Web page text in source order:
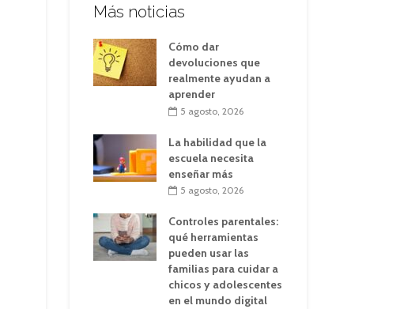
Más noticias
Cómo dar
devoluciones que
realmente ayudan a
aprender
5 agosto, 2026
La habilidad que la
escuela necesita
enseñar más
5 agosto, 2026
Controles parentales:
qué herramientas
pueden usar las
familias para cuidar a
chicos y adolescentes
en el mundo digital